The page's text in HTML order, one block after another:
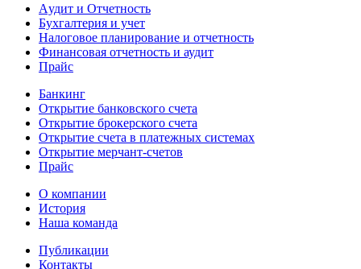
Aудит и Отчетность
Бухгалтерия и учет
Налоговое планирование и отчетность
Финансовая отчетность и аудит
Прайс
Банкинг
Открытие банковского счета
Открытие брокерского счета
Открытие счета в платежных системах
Открытие мерчант-счетов
Прайс
О компании
История
Наша команда
Публикации
Контакты